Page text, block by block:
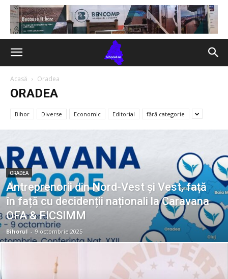
Acasă Oradea
ORADEA
Bihor Diverse Economic Editorial fără categorie
ORADEA
Antreprenorii din Nord-Vest și Vest, față
în față cu decidenții naționali la Caravana
OFA & FICSIMM
Bihorul - 9 octombrie 2025